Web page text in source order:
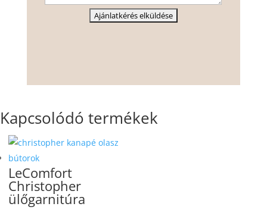
Kapcsolódó termékek
LeComfort
Christopher
ülőgarnitúra